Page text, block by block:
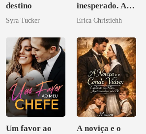
destino
Syra Tucker
inesperado. A
noite que mudou
Érica Christiehh
Um favor ao
A noviça e o